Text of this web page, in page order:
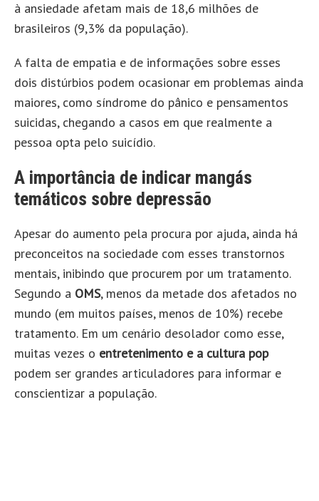
à ansiedade afetam mais de 18,6 milhões de
brasileiros (9,3% da população).
A falta de empatia e de informações sobre esses
dois distúrbios podem ocasionar em problemas ainda
maiores, como síndrome do pânico e pensamentos
suicidas, chegando a casos em que realmente a
pessoa opta pelo suicídio.
A importância de indicar mangás
temáticos sobre depressão
Apesar do aumento pela procura por ajuda, ainda há
preconceitos na sociedade com esses transtornos
mentais, inibindo que procurem por um tratamento.
Segundo a OMS, menos da metade dos afetados no
mundo (em muitos países, menos de 10%) recebe
tratamento. Em um cenário desolador como esse,
muitas vezes o entretenimento e a cultura pop
podem ser grandes articuladores para informar e
conscientizar a população.